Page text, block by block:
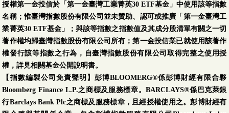
授權第一金投信於「第一金臺灣工業菁英30 ETF基金」中使用該等指數
名稱；惟臺灣指數股份有限公司並未贊助、認可或推廣「第一金臺灣工
業菁英30 ETF基金」；與該等指數之指數值及其成分股清單有關之一切
著作權均歸臺灣指數股份有限公司所有；第一金投信業已就使用該著作
權發行該等指數之行為，自臺灣指數股份有限公司取得完整之使用授
權，詳見相關基金公開說明書。
【指數編製公司免責聲明】彭博BLOOMERG®係彭博財經有限合夥
Bloomberg Finance L.P.之商標及服務標章。BARCLAYS®係巴克萊銀
行Barclays Bank Plc之商標及服務標章，且經授權使用之。彭博財經有